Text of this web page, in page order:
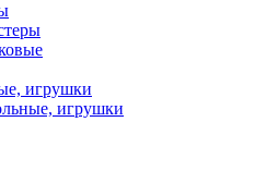
игрушки
игрушки